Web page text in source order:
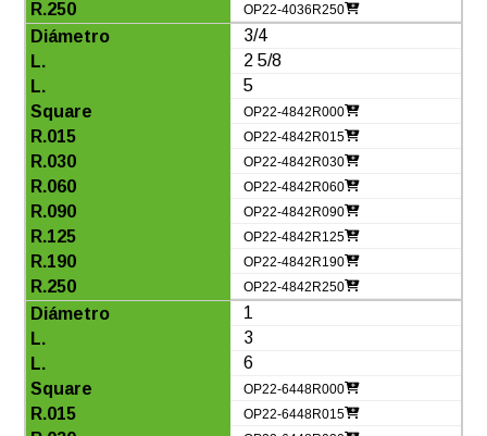
OP22-4036R250
3/4
2 5/8
5
OP22-4842R000
OP22-4842R015
OP22-4842R030
OP22-4842R060
OP22-4842R090
OP22-4842R125
OP22-4842R190
OP22-4842R250
1
3
6
OP22-6448R000
OP22-6448R015